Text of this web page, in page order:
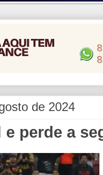
de 2024
perde a